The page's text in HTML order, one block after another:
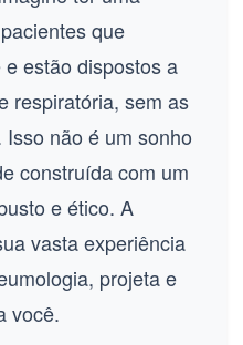
que
estão dispostos a
respiratória, sem as
não é um sonho
construída com um
e ético. A
vasta experiência
, projeta e
você.